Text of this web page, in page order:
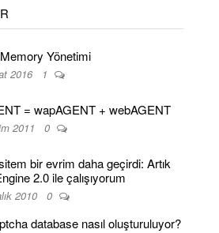
Yönetimi
2016 1
= wapAGENT + webAGENT
2011 0
bir evrim daha geçirdi: Artık
2.0 ile çalışıyorum
2010 0
database nasıl oluşturuluyor?